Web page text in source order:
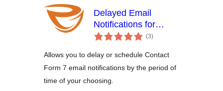
Delayed Email
Notifications for
Contact Form 7
(3전
체)
Allows you to delay or schedule Contact
Form 7 email notifications by the period of
time of your choosing.